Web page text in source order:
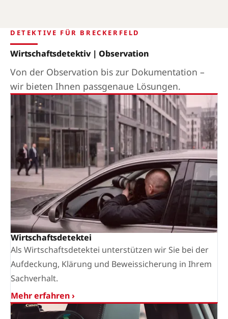
DETEKTIVE FÜR BRECKERFELD
Wirtschaftsdetektiv | Observation
Von der Observation bis zur Dokumentation –
wir bieten Ihnen passgenaue Lösungen.
Wirtschaftsdetektei
Als Wirtschaftsdetektei unterstützen wir Sie bei der
Aufdeckung, Klärung und Beweissicherung in Ihrem
Sachverhalt.
Mehr erfahren ›